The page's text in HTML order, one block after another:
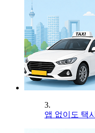
3.
앱 없이도 택